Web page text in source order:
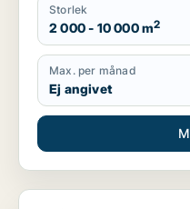
Storlek
2 000 - 10 000 m2
Max. per månad
Ej angivet